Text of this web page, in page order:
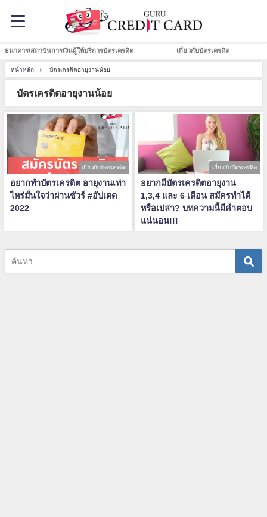
ธนาคาร/สถาบันการเงินผู้ให้บริการบัตรเครดิต เกี่ยวกับบัตรเครดิต
หน้าหลัก บัตรเครดิตอายุงานน้อย
บัตรเครดิตอายุงานน้อย
เกี่ยวกับบัตรเครดิต
อยากทำบัตรเครดิต อายุงานเท่า
ไหร่มั่นใจว่าผ่านชัวร์ #อัปเดต
2022
เกี่ยวกับบัตรเครดิต
อยากมีบัตรเครดิตอายุงาน
1,3,4 และ 6 เดือน สมัครทำได้
หรือเปล่า? บทความนี้มีคำตอบ
แน่นอน!!!